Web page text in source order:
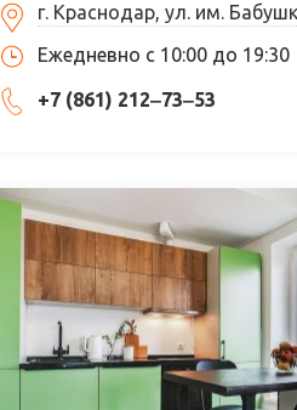
г. Краснодар, ул. им.
Ежедневно с 10:00 до 19:30
+7 (861) 212‒73‒53